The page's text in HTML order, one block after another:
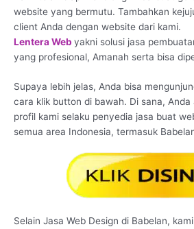
website yang bermutu. Tambahkan
client Anda dengan website dari kami.
Lentera Web yakni solusi jasa
yang profesional, Amanah serta bisa
Supaya lebih jelas, Anda bisa
cara klik button di bawah. Di sana,
profil kami selaku penyedia jasa buat
semua area Indonesia, termasuk
Selain Jasa Web Design di Babelan,